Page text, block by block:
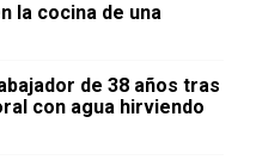
la cocina de una
de 38 años tras
con agua hirviendo